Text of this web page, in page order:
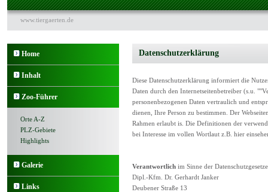
www.tiergaerten.de
Home
Inhalt
Zoo-Führer
Orte A-Z
PLZ-Gebiete
Highlights
Galerie
Links
Datenschutzerklärung
Diese Datenschutzerklärung informiert die
Daten durch den Internetseitenbetreiber (s.u.
personenbezogenen Daten vertraulich und
dienen, Ihre Person zu bestimmen. Der
Rahmen erlaubt is. Die Definitionen der
bei Interesse im vollen Wortlaut z.B. hier
Verantwortlichim Sinne der
Dipl.-Kfm. Dr. Gerhardt Janker
Deubener Straße 13